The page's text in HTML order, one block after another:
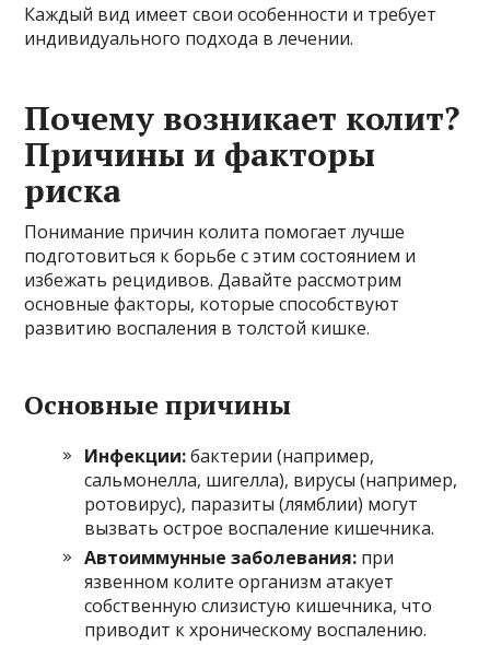
Каждый вид имеет свои особенности и требует
индивидуального подхода в лечении.
Почему возникает колит?
Причины и факторы
риска
Понимание причин колита помогает лучше
подготовиться к борьбе с этим состоянием и
избежать рецидивов. Давайте рассмотрим
основные факторы, которые способствуют
развитию воспаления в толстой кишке.
Основные причины
Инфекции:бактерии (например,
сальмонелла, шигелла), вирусы (например,
ротовирус), паразиты (лямблии) могут
вызвать острое воспаление кишечника.
Автоиммунные заболевания: при
язвенном колите организм атакует
собственную слизистую кишечника, что
приводит к хроническому воспалению.